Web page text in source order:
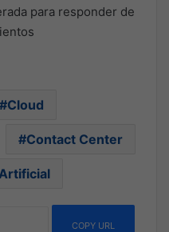
para responder de
Cloud
Contact Center
COPY URL